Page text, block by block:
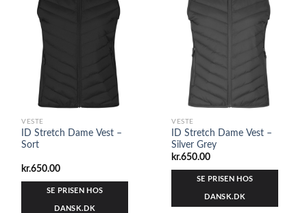
VESTE
ID Stretch Dame Vest –
Sort
kr.650.00
SE PRISEN HOS
DANSK.DK
VESTE
ID Stretch Dame Vest –
Silver Grey
kr.650.00
SE PRISEN HOS
DANSK.DK